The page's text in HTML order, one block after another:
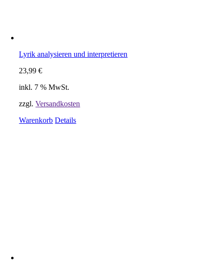
Lyrik analysieren und interpretieren
23,99€
inkl. 7 % MwSt.
zzgl.Versandkosten
Warenkorb Details